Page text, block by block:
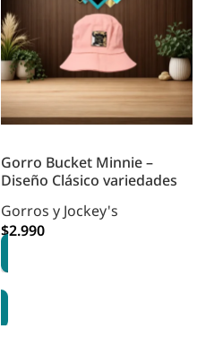
Gorro Bucket Minnie –
Diseño Clásico variedades
Gorros y Jockey's
$2.990